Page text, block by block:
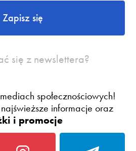
Zapisz się
się z newslettera?
społecznościowych!
informacje oraz
i promocje